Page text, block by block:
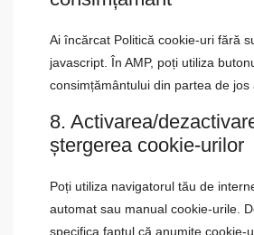
Ai încărcat Politică cookie-uri fără
javascript. În AMP, poți utiliza
consimțământului din partea de jos
8. Activarea/
ștergerea cookie-urilor
Poți utiliza navigatorul tău de
automat sau manual cookie-urile.
specifica faptul că anumite cookie-